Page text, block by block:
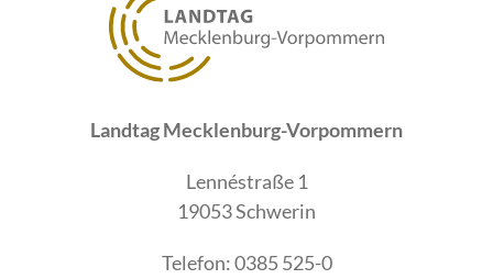
Landtag Mecklenburg-Vorpommern
Lennéstraße 1
19053 Schwerin
Telefon: 0385 525-0